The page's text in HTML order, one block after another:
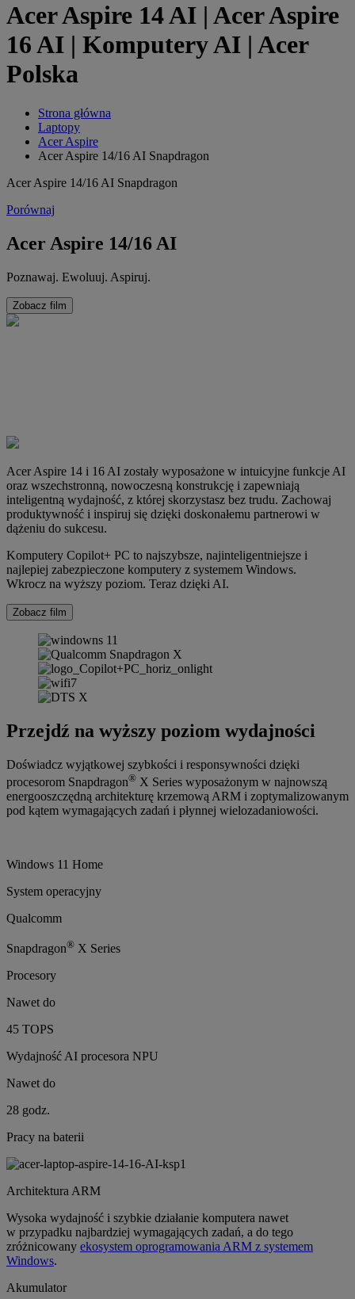
Acer Aspire 14 AI | Acer Aspire
16 AI | Komputery AI | Acer
Polska
Strona główna
Laptopy
Acer Aspire
Acer Aspire 14/16 AI Snapdragon
Acer Aspire 14/16 AI Snapdragon
Porównaj
Acer Aspire 14/16 AI
Poznawaj. Ewoluuj. Aspiruj.
Zobacz film
Acer Aspire 14 i 16 AI zostały wyposażone w intuicyjne funkcje AI
oraz wszechstronną, nowoczesną konstrukcję i zapewniają
inteligentną wydajność, z której skorzystasz bez trudu. Zachowaj
produktywność i inspiruj się dzięki doskonałemu partnerowi w
dążeniu do sukcesu.
Komputery Copilot+ PC to najszybsze, najinteligentniejsze i
najlepiej zabezpieczone komputery z systemem Windows.
Wkrocz na wyższy poziom. Teraz dzięki AI.
Zobacz film
Przejdź na wyższy poziom wydajności
Doświadcz wyjątkowej szybkości i responsywności dzięki
procesorom Snapdragon® X Series wyposażonym w najnowszą
energooszczędną architekturę krzemową ARM i zoptymalizowanym
pod kątem wymagających zadań i płynnej wielozadaniowości.
Windows 11 Home
System operacyjny
Qualcomm
Snapdragon® X Series
Procesory
Nawet do
45 TOPS
Wydajność AI procesora NPU
Nawet do
28 godz.
Pracy na baterii
Architektura ARM
Wysoka wydajność i szybkie działanie komputera nawet
w przypadku najbardziej wymagających zadań, a do tego
zróżnicowany ekosystem oprogramowania ARM z systemem
Windows.
Akumulator